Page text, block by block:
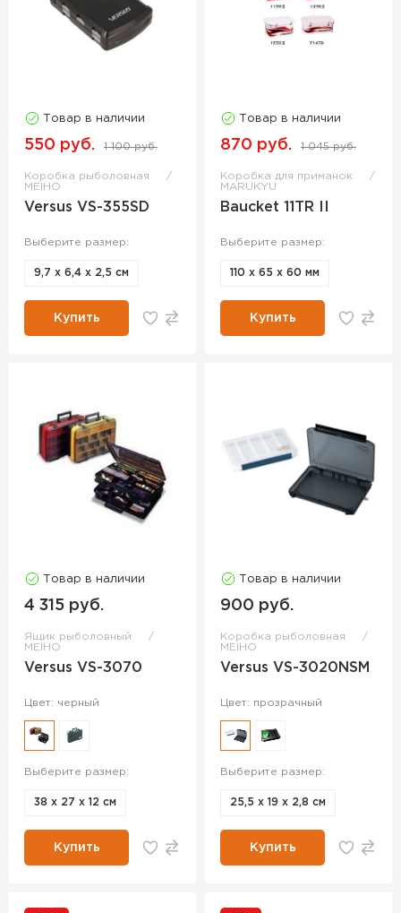
Товар в наличии
550 руб. 1 100 руб.
Коробка рыболовная
MEIHO
Versus VS-355SD
Выберите размер:
9,7 х 6,4 х 2,5 см
Купить
Товар в наличии
870 руб. 1 045 руб.
Коробка для приманок
MARUKYU
Baucket 11TR II
Выберите размер:
110 x 65 x 60 мм
Купить
Товар в наличии
4 315 руб.
Ящик рыболовный
MEIHO
Versus VS-3070
Цвет: черный
Выберите размер:
38 х 27 х 12 см
Купить
Товар в наличии
900 руб.
Коробка рыболовная
MEIHO
Versus VS-3020NSM
Цвет: прозрачный
Выберите размер:
25,5 х 19 х 2,8 см
Купить